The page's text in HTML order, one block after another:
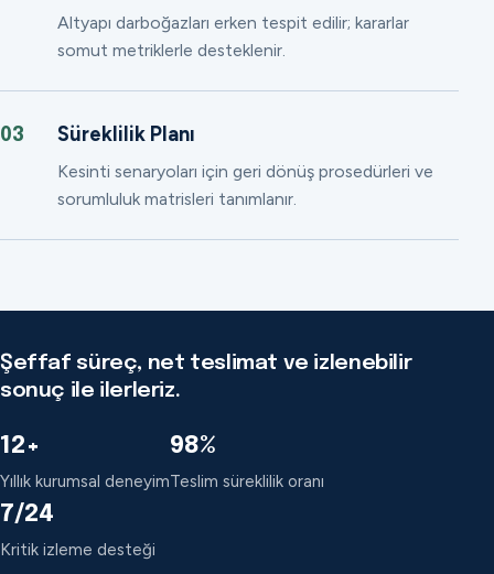
Altyapı darboğazları erken tespit edilir; kararlar
somut metriklerle desteklenir.
03 Süreklilik Planı
Kesinti senaryoları için geri dönüş prosedürleri ve
sorumluluk matrisleri tanımlanır.
Şeffaf süreç, net teslimat ve izlenebilir
sonuç ile ilerleriz.
12+
Yıllık kurumsal deneyim
98%
Teslim süreklilik oranı
7/24
Kritik izleme desteği